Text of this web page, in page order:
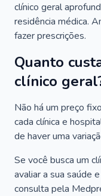
clínico geral
residência médica.
fazer prescrições.
Quanto
clínico
Não há um preço
cada clínica e
de haver uma
Se você busca um
avaliar a sua saúde
consulta pela